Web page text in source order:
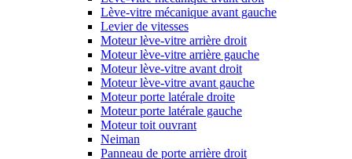
Lève-vitre mécanique avant gauche
Levier de vitesses
Moteur lève-vitre arrière droit
Moteur lève-vitre arrière gauche
Moteur lève-vitre avant droit
Moteur lève-vitre avant gauche
Moteur porte latérale droite
Moteur porte latérale gauche
Moteur toit ouvrant
Neiman
Panneau de porte arrière droit